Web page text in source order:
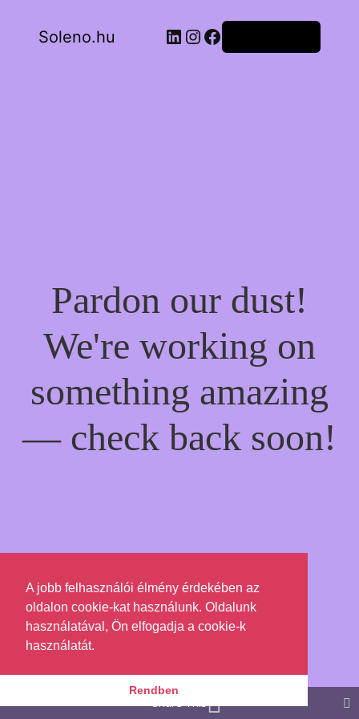
Soleno.hu LinkedIn
Instagram
Facebook
Pardon our dust!
We're working on
something amazing
— check back soon!
Share This
A jobb felhasználói élmény érdekében az
oldalon cookie-kat használunk. Oldalunk
használatával, Ön elfogadja a cookie-k
használatát.
Rendben